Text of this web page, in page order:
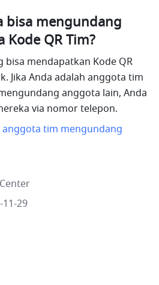
bisa mengundang
QR Tim?
bisa mendapatkan Kode QR
Jika Anda adalah anggota tim
anggota lain, Anda
via nomor telepon.
anggota tim mengundang
29